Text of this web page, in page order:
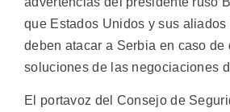
que Estados Unidos y sus aliados
deben atacar a Serbia en caso de
soluciones de las negociaciones
El portavoz del Consejo de